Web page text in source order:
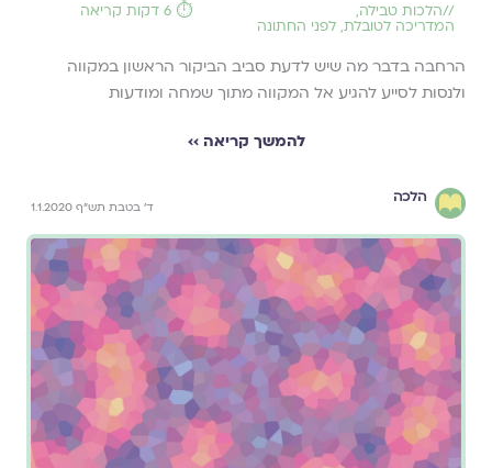
//הלכות טבילה,
המדריכה לטובלת, לפני החתונה
⏱️ 6 דקות קריאה
הרחבה בדבר מה שיש לדעת סביב הביקור הראשון במקווה
ולנסות לסייע להגיע אל המקווה מתוך שמחה ומודעות
להמשך קריאה ››
הלכה
ד' בטבת תש"ף 1.1.2020